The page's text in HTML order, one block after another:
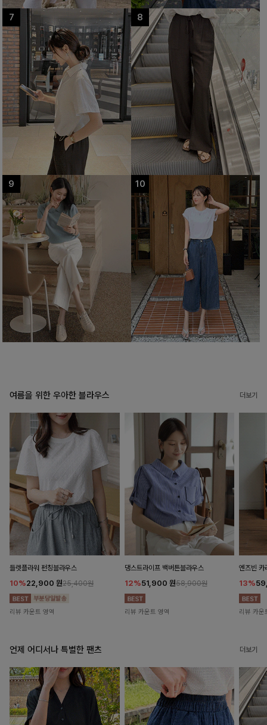
여름을 위한 우아한 블라우스 더보기
들렛플라워 펀칭블라우스
10%22,900 원25,400원
리뷰 카운트 영역
댕스트라이프 백버튼블라우스
12%51,900 원58,900원
리뷰 카운트 영역
엔즈빈
13%
리뷰 카운
언제 어디서나 특별한 팬츠 더보기